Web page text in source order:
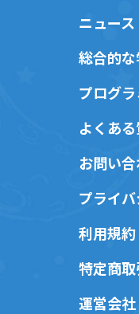
ニュース
総合的
プログ
よくあ
お問い
プライ
利用規約
特定商
運営会社